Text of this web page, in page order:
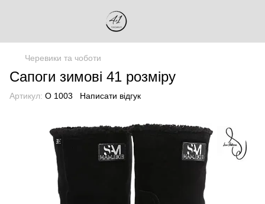
Черевики та чоботи
Сапоги зимові 41 розміру
Артикул: О 1003 Написати відгук